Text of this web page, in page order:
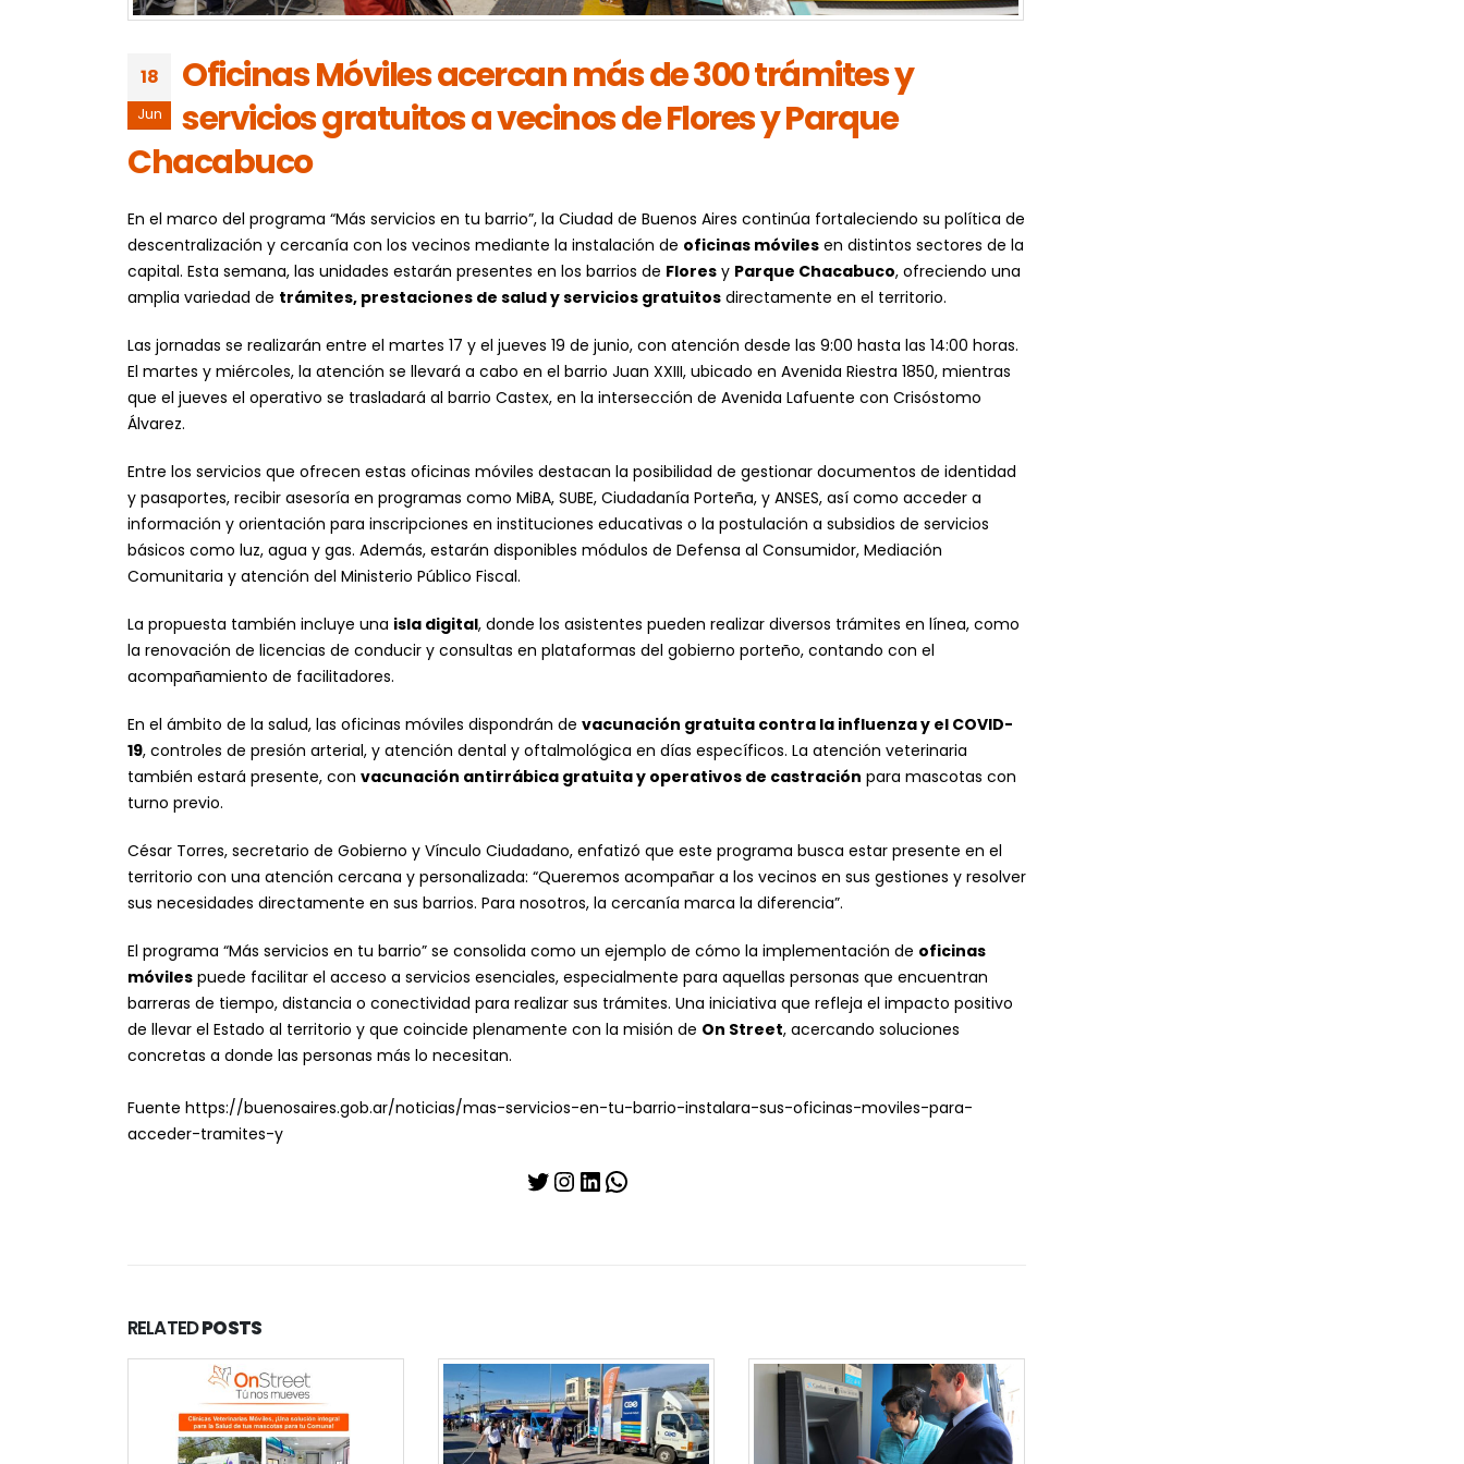
18
Jun
Oficinas Móviles acercan más de 300 trámites y
servicios gratuitos a vecinos de Flores y Parque
Chacabuco
En el marco del programa “Más servicios en tu barrio”, la Ciudad de Buenos Aires continúa fortaleciendo su política de
descentralización y cercanía con los vecinos mediante la instalación de oficinas móviles en distintos sectores de la
capital. Esta semana, las unidades estarán presentes en los barrios de Flores y Parque Chacabuco, ofreciendo una
amplia variedad de trámites, prestaciones de salud y servicios gratuitos directamente en el territorio.
Las jornadas se realizarán entre el martes 17 y el jueves 19 de junio, con atención desde las 9:00 hasta las 14:00 horas.
El martes y miércoles, la atención se llevará a cabo en el barrio Juan XXIII, ubicado en Avenida Riestra 1850, mientras
que el jueves el operativo se trasladará al barrio Castex, en la intersección de Avenida Lafuente con Crisóstomo
Álvarez.
Entre los servicios que ofrecen estas oficinas móviles destacan la posibilidad de gestionar documentos de identidad
y pasaportes, recibir asesoría en programas como MiBA, SUBE, Ciudadanía Porteña, y ANSES, así como acceder a
información y orientación para inscripciones en instituciones educativas o la postulación a subsidios de servicios
básicos como luz, agua y gas. Además, estarán disponibles módulos de Defensa al Consumidor, Mediación
Comunitaria y atención del Ministerio Público Fiscal.
La propuesta también incluye una isla digital, donde los asistentes pueden realizar diversos trámites en línea, como
la renovación de licencias de conducir y consultas en plataformas del gobierno porteño, contando con el
acompañamiento de facilitadores.
En el ámbito de la salud, las oficinas móviles dispondrán de vacunación gratuita contra la influenza y el COVID-
19, controles de presión arterial, y atención dental y oftalmológica en días específicos. La atención veterinaria
también estará presente, con vacunación antirrábica gratuita y operativos de castración para mascotas con
turno previo.
César Torres, secretario de Gobierno y Vínculo Ciudadano, enfatizó que este programa busca estar presente en el
territorio con una atención cercana y personalizada: “Queremos acompañar a los vecinos en sus gestiones y resolver
sus necesidades directamente en sus barrios. Para nosotros, la cercanía marca la diferencia”.
El programa “Más servicios en tu barrio” se consolida como un ejemplo de cómo la implementación de oficinas
móviles puede facilitar el acceso a servicios esenciales, especialmente para aquellas personas que encuentran
barreras de tiempo, distancia o conectividad para realizar sus trámites. Una iniciativa que refleja el impacto positivo
de llevar el Estado al territorio y que coincide plenamente con la misión de On Street, acercando soluciones
concretas a donde las personas más lo necesitan.
Fuente https://buenosaires.gob.ar/noticias/mas-servicios-en-tu-barrio-instalara-sus-oficinas-moviles-para-
acceder-tramites-y
Twitter
Instagram
LinkedIn
WhatsApp
RELATEDPOSTS